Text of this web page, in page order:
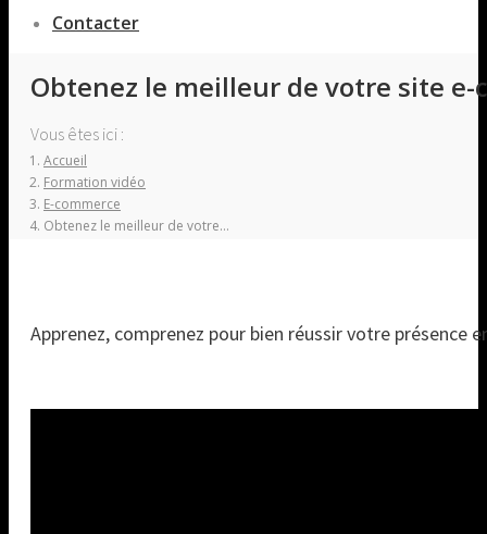
Contacter
Obtenez le meilleur de votre site e-
Vous êtes ici :
Accueil
Formation vidéo
E-commerce
Obtenez le meilleur de votre…
Apprenez, comprenez pour bien réussir votre présence